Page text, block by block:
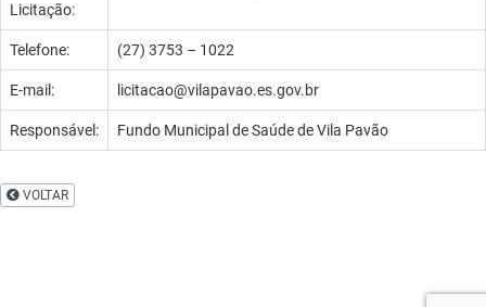
Licitação:
Telefone: (27) 3753 – 1022
E-mail: licitacao@vilapavao.es.gov.br
Responsável: Fundo Municipal de Saúde de Vila Pavão
VOLTAR